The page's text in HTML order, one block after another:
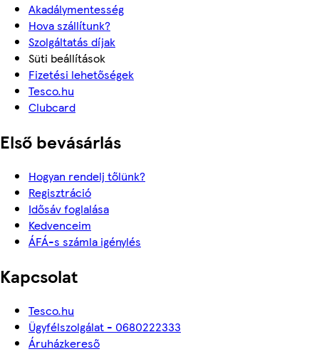
Akadálymentesség
Hova szállítunk?
Szolgáltatás díjak
Süti beállítások
Fizetési lehetőségek
Tesco.hu
Clubcard
Első bevásárlás
Hogyan rendelj tőlünk?
Regisztráció
Idősáv foglalása
Kedvenceim
ÁFÁ-s számla igénylés
Kapcsolat
Tesco.hu
Ügyfélszolgálat - 0680222333
Áruházkereső